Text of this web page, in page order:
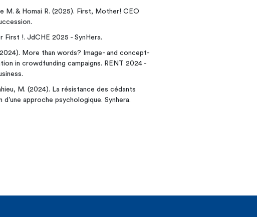
M. & Homai R. (2025). First, Mother! CEO
First !. JdCHE 2025 - SynHera.
More than words? Image- and concept-
in crowdfunding campaigns. RENT 2024 -
M. (2024). La résistance des cédants
approche psychologique. Synhera.